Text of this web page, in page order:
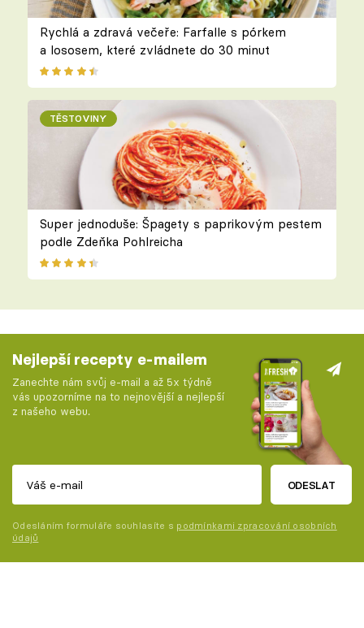
Rychlá a zdravá večeře: Farfalle s pórkem
a lososem, které zvládnete do 30 minut
TĚSTOVINY
Super jednoduše: Špagety s paprikovým pestem
podle Zdeňka Pohlreicha
Nejlepší recepty e-mailem
Zanechte nám svůj e-mail a až 5x týdně
vás upozorníme na to nejnovější a nejlepší
z našeho webu.
ODESLAT
Odesláním formuláře souhlasíte s podmínkami zpracování osobních
údajů